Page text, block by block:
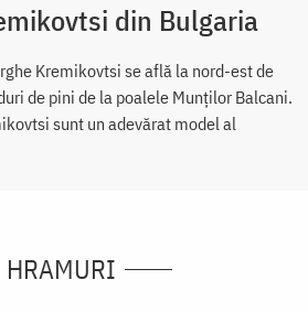
din Bulgaria
Kremikovtsi se află la nord-est de
de pini de la poalele Munților Balcani.
sunt un adevărat model al
HRAMURI